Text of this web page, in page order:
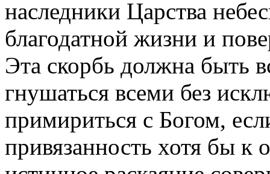
наследники Царства
благодатной жизни и
Эта скорбь должна быть
гнушаться всеми без
примириться с Богом,
привязанность хотя бы к